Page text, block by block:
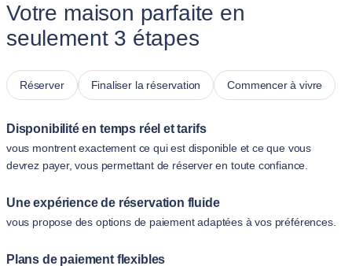
Votre maison parfaite en
seulement 3 étapes
Réserver Finaliser la réservation Commencer à vivre
Disponibilité en temps réel et tarifs
vous montrent exactement ce qui est disponible et ce que vous
devrez payer, vous permettant de réserver en toute confiance.
Une expérience de réservation fluide
vous propose des options de paiement adaptées à vos préférences.
Plans de paiement flexibles